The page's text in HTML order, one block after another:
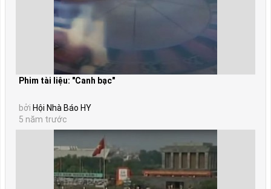
Phim tài liệu: "Canh bạc"
bởi Hội Nhà Báo HY
5 năm trước